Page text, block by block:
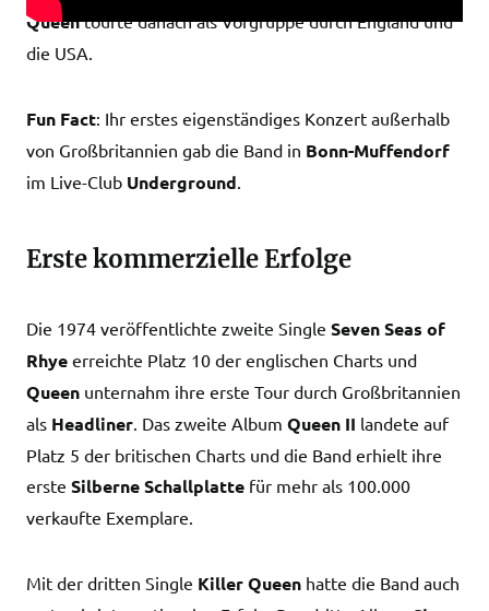
Queentourte danach als Vorgruppe durch England und
die USA.
Fun Fact: Ihr erstes eigenständiges Konzert außerhalb
von Großbritannien gab die Band in Bonn-Muffendorf
im Live-Club Underground.
Erste kommerzielle Erfolge
Die 1974 veröffentlichte zweite Single Seven Seas of
Rhye erreichte Platz 10 der englischen Charts und
Queen unternahm ihre erste Tour durch Großbritannien
als Headliner. Das zweite Album Queen II landete auf
Platz 5 der britischen Charts und die Band erhielt ihre
erste Silberne Schallplatte für mehr als 100.000
verkaufte Exemplare.
Mit der dritten Single Killer Queen hatte die Band auch